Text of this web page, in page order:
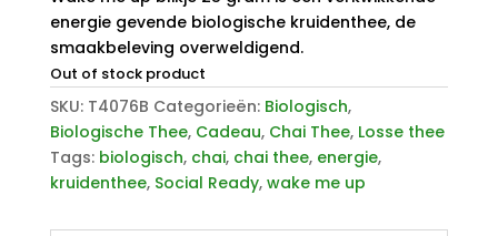
energie gevende biologische kruidenthee, de
smaakbeleving overweldigend.
Out of stock product
SKU: T4076B Categorieën: Biologisch,
Biologische Thee, Cadeau, Chai Thee, Losse thee
Tags: biologisch, chai, chai thee, energie,
kruidenthee, Social Ready, wake me up